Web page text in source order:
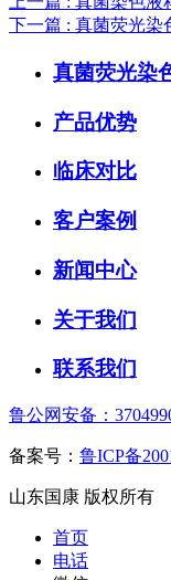
下一篇 : 真菌荧光染
真菌荧光染
产品优势
临床对比
客户案例
新闻中心
关于我们
联系我们
鲁公网安备：
备案号： 鲁ICP备
山东国康 版权所有
首页
电话